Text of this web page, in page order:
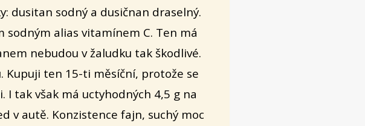
dusitan sodný a dusičnan draselný.
sodným alias vitamínem C. Ten má
nebudou v žaludku tak škodlivé.
Kupuji ten 15-ti měsíční, protože se
I tak však má uctyhodných 4,5 g na
v autě. Konzistence fajn, suchý moc